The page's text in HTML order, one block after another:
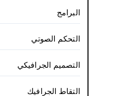
البرامج
التحكم الصوتي
التصميم الجرافيكي
التقاط الجرافيك